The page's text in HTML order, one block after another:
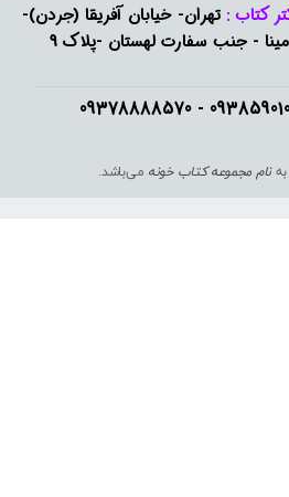
09385901000 -
کتاب : تهران- خیابان آفریقا (جردن)-
بالاتر از تقاطع میرداماد- کوچه مینا - جنب سفارت لهستان -پلاک 9
بهنام مجموعه کتاب خونه می‌باشد.